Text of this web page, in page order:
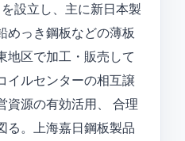
設立し、主に新日本製
めっき鋼板などの薄板
地区で加工・販売して
イルセンターの相互譲
資源の有効活用、 合理
る。上海嘉日鋼板製品